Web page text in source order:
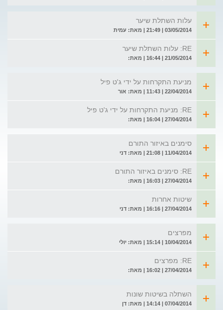
עלות השתלת שיער
03/05/2014 | 21:49 | מאת: עמית
RE: עלות השתלת שיער
21/05/2014 | 16:44 | מאת:
מניעת התקרחות על ידי ג'ט פיל
22/04/2014 | 11:43 | מאת: אור
RE: מניעת התקרחות על ידי ג'ט פיל
27/04/2014 | 16:04 | מאת:
סימנים באיזור התורם
11/04/2014 | 21:08 | מאת: דני
RE: סימנים באיזור התורם
27/04/2014 | 16:03 | מאת:
שיטות אחרות
27/04/2014 | 16:16 | מאת: דני
מפרצים
10/04/2014 | 15:14 | מאת: יולי
RE: מפרצים
27/04/2014 | 16:02 | מאת:
השתלה בשיטות שונות
07/04/2014 | 14:14 | מאת: דן